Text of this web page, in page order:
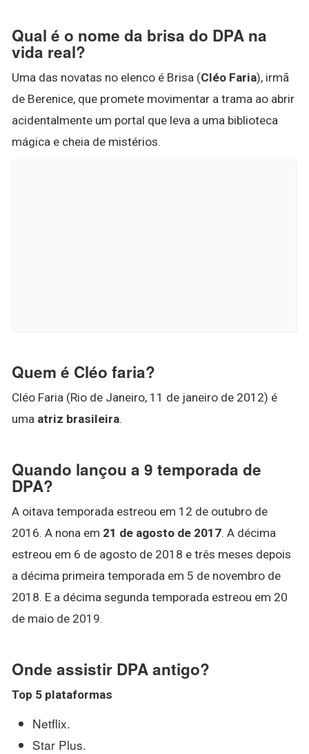
Qual é o nome da brisa do DPA na
vida real?
Uma das novatas no elenco é Brisa (Cléo Faria), irmã
de Berenice, que promete movimentar a trama ao abrir
acidentalmente um portal que leva a uma biblioteca
mágica e cheia de mistérios.
Quem é Cléo faria?
Cléo Faria (Rio de Janeiro, 11 de janeiro de 2012) é
uma atriz brasileira.
Quando lançou a 9 temporada de
DPA?
A oitava temporada estreou em 12 de outubro de
2016. A nona em 21 de agosto de 2017. A décima
estreou em 6 de agosto de 2018 e três meses depois
a décima primeira temporada em 5 de novembro de
2018. E a décima segunda temporada estreou em 20
de maio de 2019.
Onde assistir DPA antigo?
Top 5 plataformas
Netflix.
Star Plus.